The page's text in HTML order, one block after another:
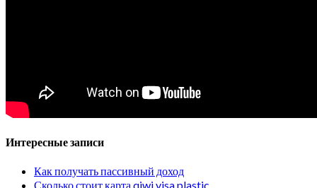
Интересные записи
Как получать пассивный доход
Сколько стоит карта qiwi visa plastic